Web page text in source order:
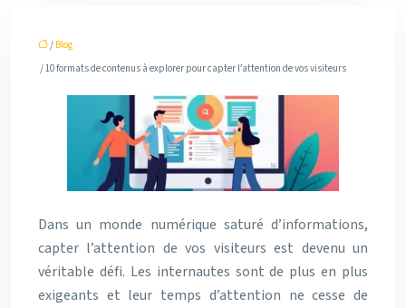
/ Blog
/ 10 formats de contenus à explorer pour capter l’attention de vos visiteurs
Dans un monde numérique saturé d’informations,
capter l’attention de vos visiteurs est devenu un
véritable défi. Les internautes sont de plus en plus
exigeants et leur temps d’attention ne cesse de